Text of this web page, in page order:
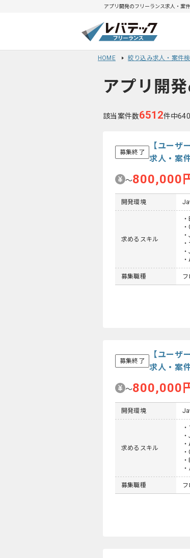
アプリ開発のフリーランス求人・案
HOME 絞り込み求人・案件
アプリ開発
該当案件数6512件中
募集終了
【ユーザ
求人・案
〜800,000
開発環境
求めるスキル
募集職種
募集終了
【ユーザ
求人・案
〜800,000
開発環境
求めるスキル
募集職種